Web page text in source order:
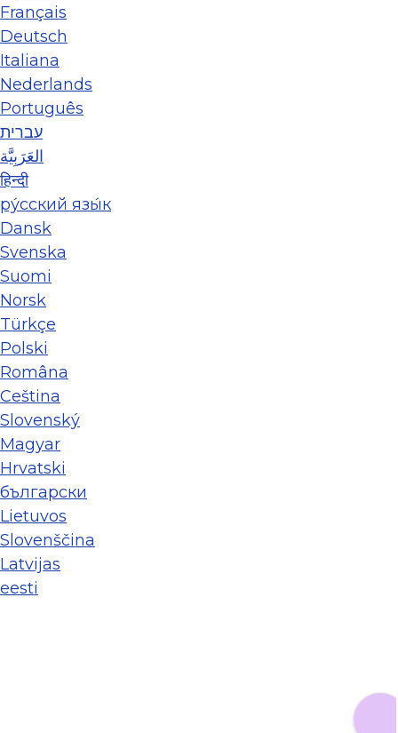
Français
Deutsch
Italiana
Nederlands
Português
עברית
العَرَبِيَّة
हिन्दी
ру́сский язы́к
Dansk
Svenska
Suomi
Norsk
Türkçe
Polski
Româna
Ceština
Slovenský
Magyar
Hrvatski
български
Lietuvos
Slovenščina
Latvijas
eesti